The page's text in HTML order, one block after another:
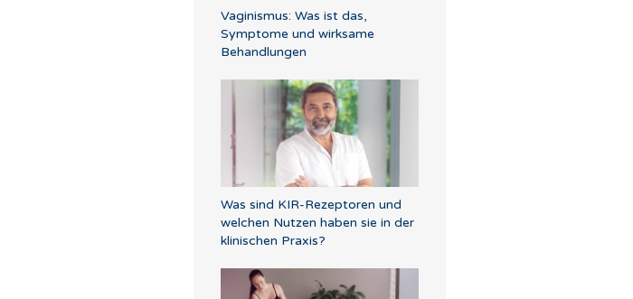
Vaginismus: Was ist das,
Symptome und wirksame
Behandlungen
Was sind KIR-Rezeptoren und
welchen Nutzen haben sie in der
klinischen Praxis?